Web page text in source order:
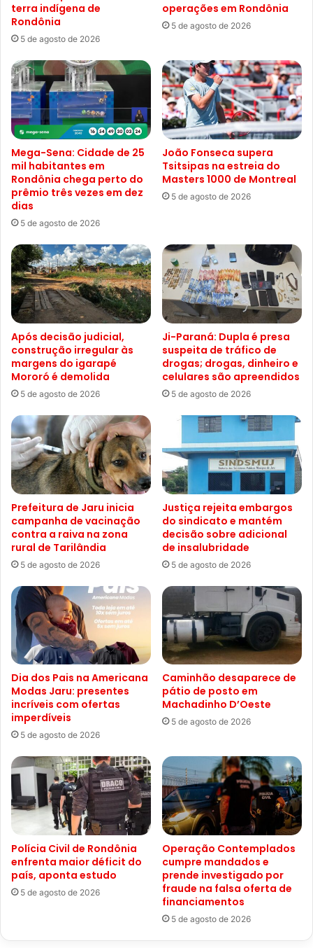
terra indígena de
Rondônia
5 de agosto de 2026
operações em Rondônia
5 de agosto de 2026
Mega-Sena: Cidade de 25
mil habitantes em
Rondônia chega perto do
prêmio três vezes em dez
dias
5 de agosto de 2026
João Fonseca supera
Tsitsipas na estreia do
Masters 1000 de Montreal
5 de agosto de 2026
Após decisão judicial,
construção irregular às
margens do igarapé
Mororó é demolida
5 de agosto de 2026
Ji-Paraná: Dupla é presa
suspeita de tráfico de
drogas; drogas, dinheiro e
celulares são apreendidos
5 de agosto de 2026
Prefeitura de Jaru inicia
campanha de vacinação
contra a raiva na zona
rural de Tarilândia
5 de agosto de 2026
Justiça rejeita embargos
do sindicato e mantém
decisão sobre adicional
de insalubridade
5 de agosto de 2026
Dia dos Pais na Americana
Modas Jaru: presentes
incríveis com ofertas
imperdíveis
5 de agosto de 2026
Caminhão desaparece de
pátio de posto em
Machadinho D’Oeste
5 de agosto de 2026
Polícia Civil de Rondônia
enfrenta maior déficit do
país, aponta estudo
5 de agosto de 2026
Operação Contemplados
cumpre mandados e
prende investigado por
fraude na falsa oferta de
financiamentos
5 de agosto de 2026